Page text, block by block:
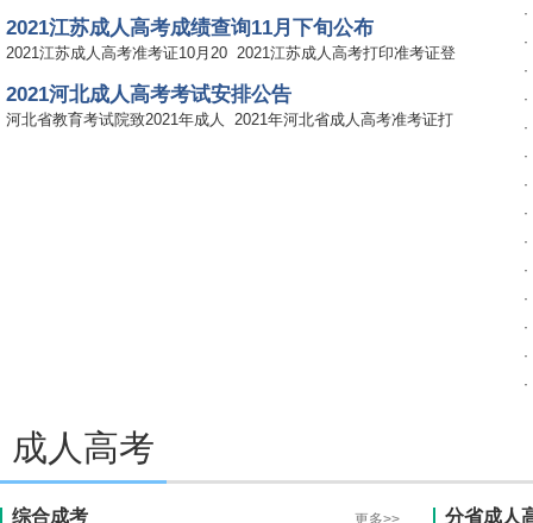
2021江苏成人高考成绩查询11月下旬公布
2021江苏成人高考准考证10月20 2021江苏成人高考打印准考证登
2021河北成人高考考试安排公告
河北省教育考试院致2021年成人 2021年河北省成人高考准考证打
·
·
·
·
·
·
·
·
·
·
·
·
·
·
成人高考
综合成考 更多>> 分省成人